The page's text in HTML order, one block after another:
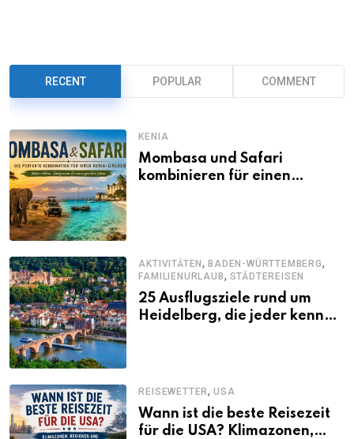
RECENT POPULAR COMMENT
KENIA
Mombasa und Safari
kombinieren für einen
AKTIVITÄTEN,BADEN-WÜRTTEMBERG,
FAMILIENURLAUB, STÄDTEREISEN
25 Ausflugsziele rund um
Heidelberg, die jeder kennen
REISEWETTER,USA
Wann ist die beste Reisezeit
für die USA? Klimazonen,